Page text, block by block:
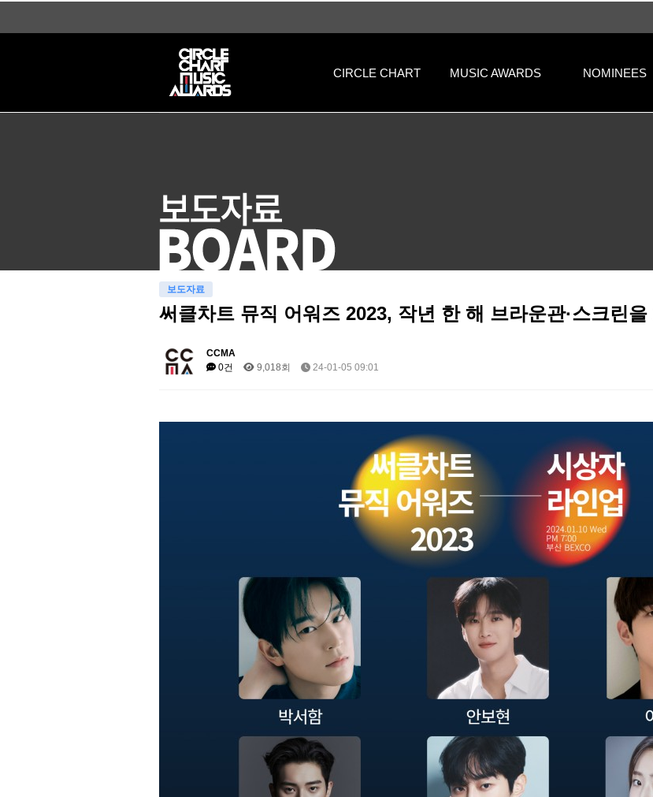
CIRCLE CHART MUSIC AWARDS NOMINEES
보도자료
써클차트 뮤직 어워즈 2023, 작년 한 해 브라운관·스크린
CCMA
0건
9,018회 24-01-05 09:01